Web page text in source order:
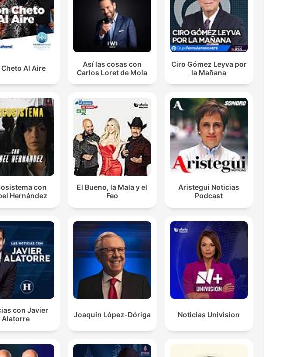
Al Aire
Así las cosas con
Carlos Loret de Mola
Ciro Gómez Leyva por
la Mañana
con
Hernández
El Bueno, la Mala y el
Feo
Aristegui Noticias
Podcast
con Javier
Alatorre
Joaquín López-Dóriga Noticias Univision